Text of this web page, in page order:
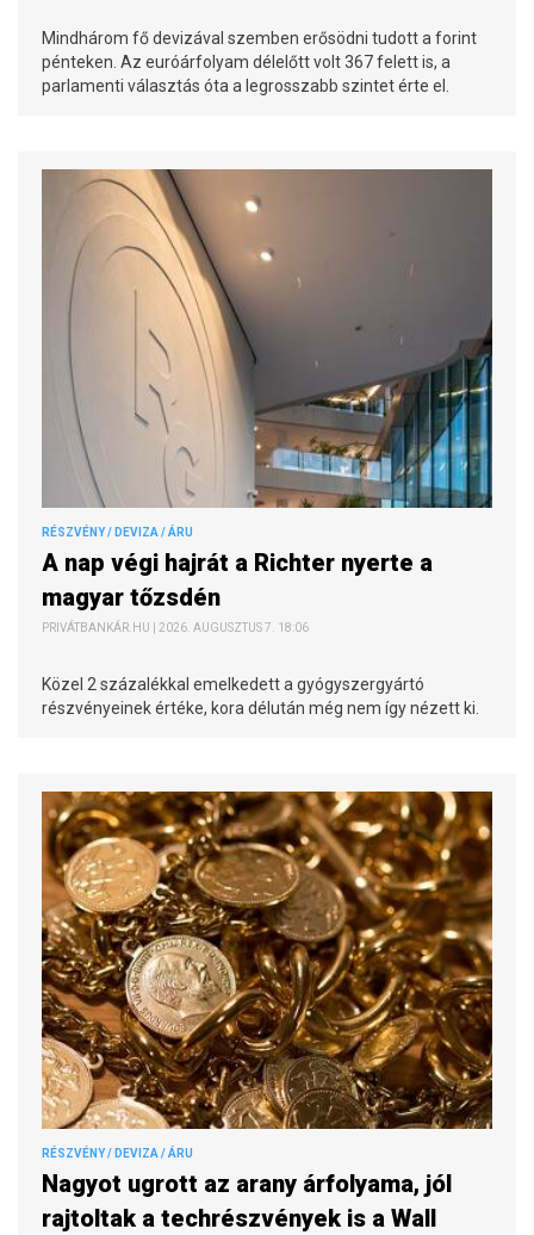
Mindhárom fő devizával szemben erősödni tudott a forint
pénteken. Az euróárfolyam délelőtt volt 367 felett is, a
parlamenti választás óta a legrosszabb szintet érte el.
RÉSZVÉNY / DEVIZA / ÁRU
A nap végi hajrát a Richter nyerte a
magyar tőzsdén
PRIVÁTBANKÁR.HU | 2026. AUGUSZTUS 7. 18:06
Közel 2 százalékkal emelkedett a gyógyszergyártó
részvényeinek értéke, kora délután még nem így nézett ki.
RÉSZVÉNY / DEVIZA / ÁRU
Nagyot ugrott az arany árfolyama, jól
rajtoltak a techrészvények is a Wall